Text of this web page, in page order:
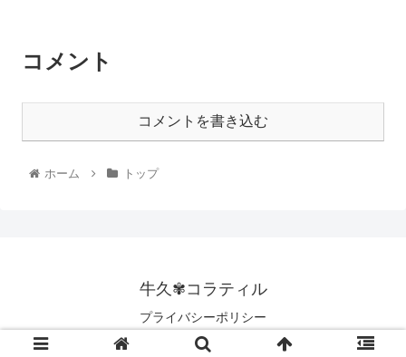
コメント
コメントを書き込む
ホーム トップ
牛久✾コラティル
プライバシーポリシー
© 2020 牛久✾コラティル.